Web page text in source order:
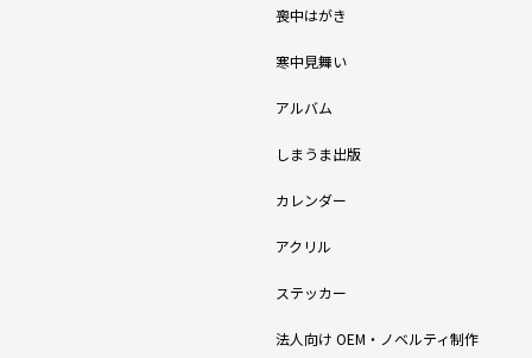
喪中はがき
寒中見舞い
アルバム
しまうま出版
カレンダー
アクリル
ステッカー
法人向け OEM・ノベルティ制作